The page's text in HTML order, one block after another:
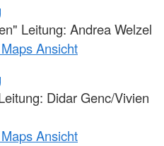
Leitung: Andrea Welzel
Ansicht
Didar Genc/Vivien
Ansicht